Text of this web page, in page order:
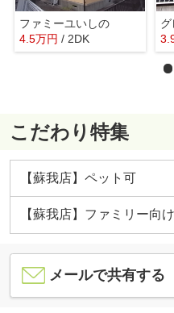
ファミーユいしの
4.5万円 / 2DK
こだわり特集
【蘇我店】ペット可
【蘇我店】ファミリー向け
メールで共有する